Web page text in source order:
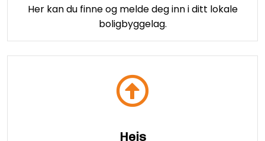
Her kan du finne og melde deg inn i ditt lokale
boligbyggelag.
Heis